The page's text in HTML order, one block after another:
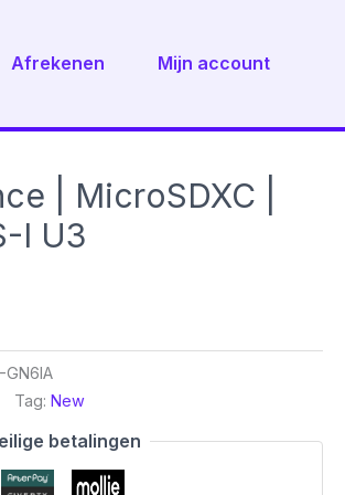
Afrekenen Mijn account
| MicroSDXC |
I U3
GN6IA
Tag:New
betalingen